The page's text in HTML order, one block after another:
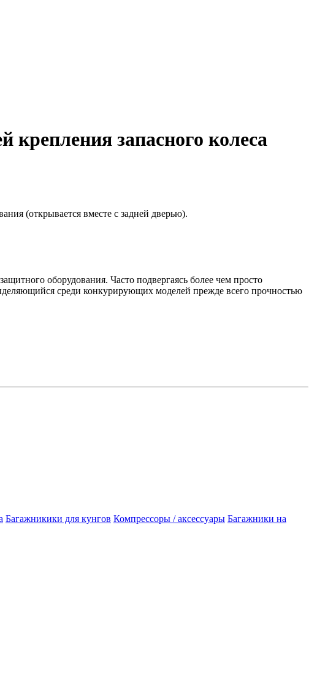
запасного колеса
(открывается вместе с задней дверью).
оборудования. Часто подвергаясь более чем просто
среди конкурирующих моделей прежде всего прочностью
Багажникики для кунгов Компрессоры / аксессуары Багажники на